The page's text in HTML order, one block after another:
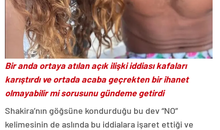
Bir anda ortaya atılan açık ilişki iddiası kafaları
karıştırdı ve ortada acaba geçrekten bir ihanet
olmayabilir mi sorusunu gündeme getirdi
Shakira’nın göğsüne kondurduğu bu dev “NO”
kelimesinin de aslında bu iddialara işaret ettiği ve